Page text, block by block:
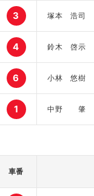
3 塚本 浩司
4 鈴木 啓示
6 小林 悠樹
1 中野 肇
車番